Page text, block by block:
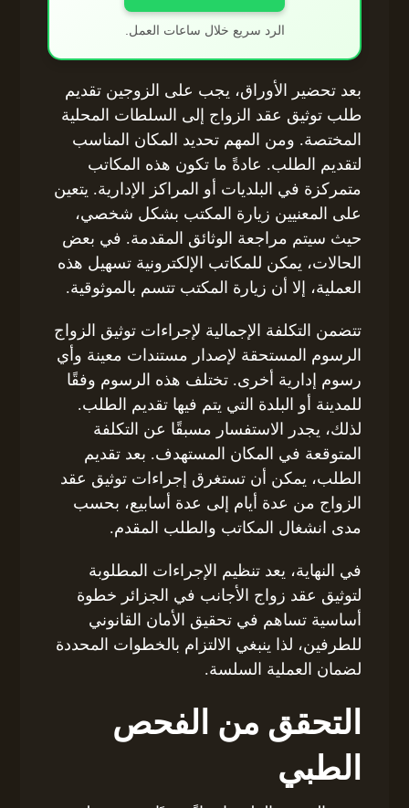
الرد سريع خلال ساعات العمل.
بعد تحضير الأوراق، يجب على الزوجين تقديم
طلب توثيق عقد الزواج إلى السلطات المحلية
المختصة. ومن المهم تحديد المكان المناسب
لتقديم الطلب. عادةً ما تكون هذه المكاتب
متمركزة في البلديات أو المراكز الإدارية. يتعين
على المعنيين زيارة المكتب بشكل شخصي،
حيث سيتم مراجعة الوثائق المقدمة. في بعض
الحالات، يمكن للمكاتب الإلكترونية تسهيل هذه
العملية، إلا أن زيارة المكتب تتسم بالموثوقية.
تتضمن التكلفة الإجمالية لإجراءات توثيق الزواج
الرسوم المستحقة لإصدار مستندات معينة وأي
رسوم إدارية أخرى. تختلف هذه الرسوم وفقًا
للمدينة أو البلدة التي يتم فيها تقديم الطلب.
لذلك، يجدر الاستفسار مسبقًا عن التكلفة
المتوقعة في المكان المستهدف. بعد تقديم
الطلب، يمكن أن تستغرق إجراءات توثيق عقد
الزواج من عدة أيام إلى عدة أسابيع، بحسب
مدى انشغال المكاتب والطلب المقدم.
في النهاية، يعد تنظيم الإجراءات المطلوبة
لتوثيق عقد زواج الأجانب في الجزائر خطوة
أساسية تساهم في تحقيق الأمان القانوني
للطرفين، لذا ينبغي الالتزام بالخطوات المحددة
لضمان العملية السلسة.
التحقق من الفحص
الطبي